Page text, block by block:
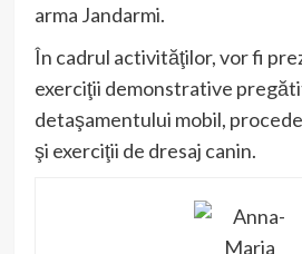
arma Jandarmi.
În cadrul activităţilor, vor fi
exerciţii demonstrative
detaşamentului mobil,
şi exerciţii de dresaj canin.